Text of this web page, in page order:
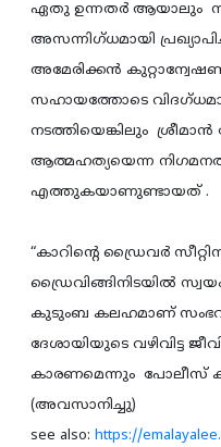
ഏതു ഉന്നതര്‍ ആയാലും
അസന്നിഗ്ധമായി
അമേരിക്കന്‍
സഹായത്തോടെ
നടത്തിയെങ്കിലും
ആത്മഹത്യയെന്ന
എത്തുകയാണുണ്ടായത് .
“കാറിന്‍റെ ഡ്രൈവര്‍
ഡ്രൈവിങ്ങിനിടയില്‍
കുടുംബ കലഹമാണ്
ദേശായിയുടെ വഴിവിട്ട
കാരണമെന്നും പോലീസ്
(അവസാനിച്ചു)
see also: https://